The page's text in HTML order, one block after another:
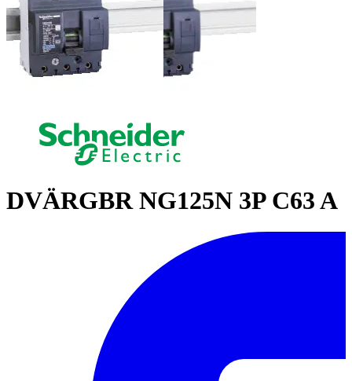
DVÄRGBR NG125N 3P C63 A